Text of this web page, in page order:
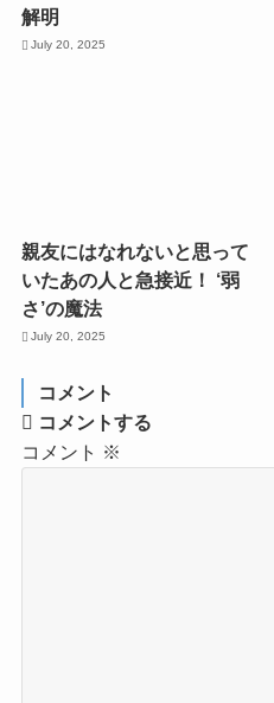
解明
July 20, 2025
親友にはなれないと思って
いたあの人と急接近！ ‘弱
さ’の魔法
July 20, 2025
コメント
コメントする
コメント ※